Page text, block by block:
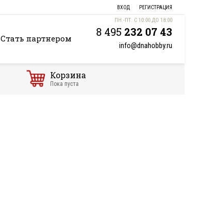
ВХОД РЕГИСТРАЦИЯ
Стать партнером
ПН.-ПТ. С 10:00 ДО 18:00
8 495 232 07 43
info@dnahobby.ru
Корзина
Пока пуста